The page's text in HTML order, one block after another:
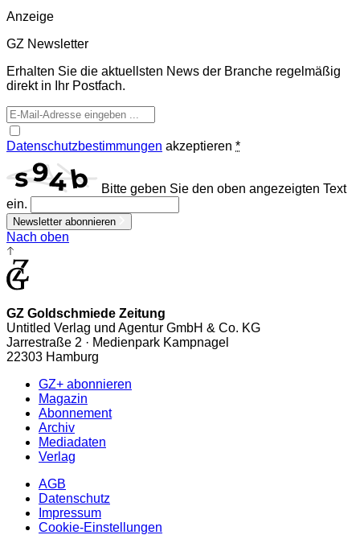
Anzeige
GZ Newsletter
Erhalten Sie die aktuellsten News der Branche regelmäßig
direkt in Ihr Postfach.
Datenschutzbestimmungen akzeptieren *
Bitte geben Sie den oben angezeigten Text
ein.
Newsletter abonnieren
Nach oben
GZ Goldschmiede Zeitung
Untitled Verlag und Agentur GmbH & Co. KG
Jarrestraße 2 · Medienpark Kampnagel
22303 Hamburg
GZ+ abonnieren
Magazin
Abonnement
Archiv
Mediadaten
Verlag
AGB
Datenschutz
Impressum
Cookie-Einstellungen